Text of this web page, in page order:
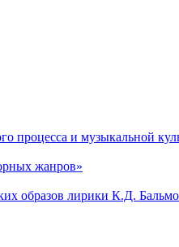
фольклорных жанров»
образов лирики К.Д.